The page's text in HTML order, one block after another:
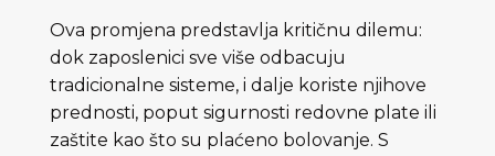
Ova promjena predstavlja kritičnu dilemu:
dok zaposlenici sve više odbacuju
tradicionalne sisteme, i dalje koriste njihove
prednosti, poput sigurnosti redovne plate ili
zaštite kao što su plaćeno bolovanje. S